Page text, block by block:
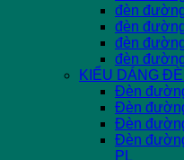
đèn
đèn
đèn
đèn
KIỂU DÁNG
Đèn
Đèn
Đèn
Đèn
PL